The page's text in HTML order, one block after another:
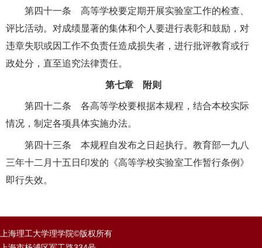
第四十一条 高等学校要定期开展实验室工作的检查、
评比活动。对成绩显著的集体和个人要进行表彰和鼓励，对
违章失职或因工作不负责任造成损失者，进行批评教育或行
政处分，直至追究法律责任。
第七章 附则
第四十二条 各高等学校要根据本规程，结合本校实际
情况，制定各项具体实施办法。
第四十三条 本规程自发布之日起执行。教育部一九八
三年十二月十五日印发的《高等学校实验室工作暂行条例》
即行失效。
上海理工大学理学院©版权所有